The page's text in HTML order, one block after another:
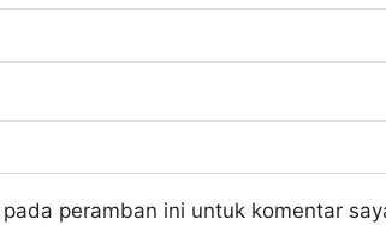
peramban ini untuk komentar